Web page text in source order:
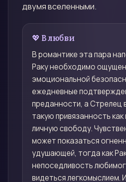
двумя вселенными.
💖 В любви
В романтике эта пара
Раку необходимо
эмоциональной
ежедневные
преданности, а Стрелец
такую привязанность
личную свободу.
может показаться
удушающей, тогда как
непоседливость
видеться легкомыслием.